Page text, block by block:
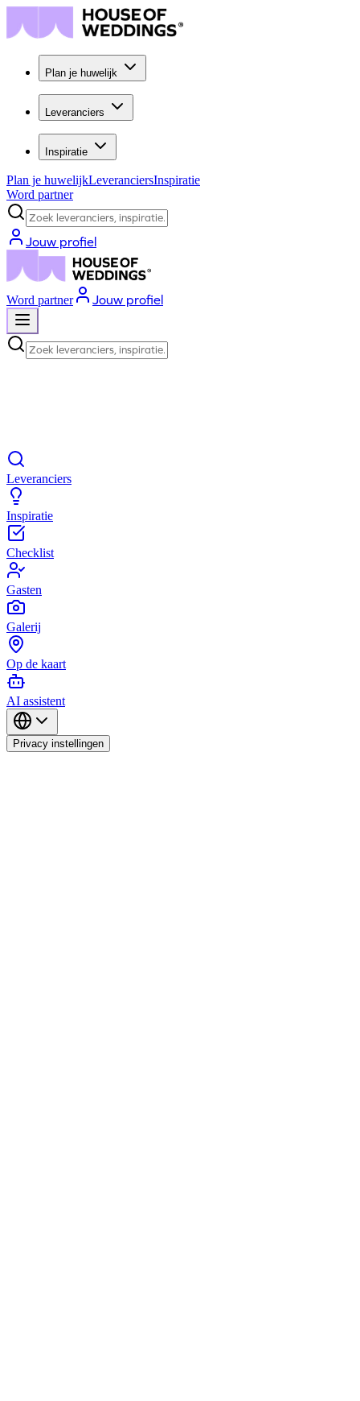
Plan je huwelijk
Leveranciers
Inspiratie
Plan je huwelijkLeveranciersInspiratie
Word partner
Zoek leveranciers, inspiratie...
Jouw profiel
Word partner Jouw profiel
Zoek leveranciers, inspiratie...
Leveranciers
Inspiratie
Checklist
Gasten
Galerij
Op de kaart
AI assistent
Privacy instellingen